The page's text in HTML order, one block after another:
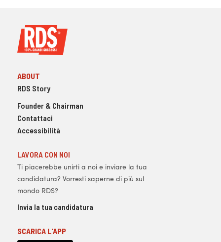
ABOUT
RDS Story
Founder & Chairman
Contattaci
Accessibilità
LAVORA CON NOI
Ti piacerebbe unirti a noi e inviare la tua
candidatura? Vorresti saperne di più sul
mondo RDS?
Invia la tua candidatura
SCARICA L'APP